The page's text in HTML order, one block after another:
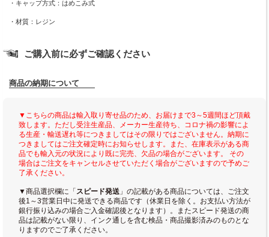
・キャップ方式：はめこみ式
・材質：レジン
ご購入前に必ずご確認ください
商品の納期について
▼こちらの商品は輸入取り寄せ品のため、お届けまで3～5週間ほど頂戴
致します。ただし受注生産品、メーカー生産待ち、コロナ禍の影響によ
る生産・輸送遅れ等につきましてはその限りではございません。納期に
つきましてはご注文確定時にお知らせします。また、在庫表示がある商
品でも輸入元の状況により既に完売、欠品の場合がございます。 その
場合はご注文をキャンセルさせていただく場合がございますので予めご
了承ください。
▼商品選択欄に「 スピード発送 」の記載がある商品については、ご注文
後1～3営業日中に発送できる商品です（休業日を除く。お支払い方法が
銀行振り込みの場合ご入金確認後となります）。またスピード発送の商
品は記載がない限り、インク通しを含む検品・商品撮影済みのものとな
りますのでご了承ください。